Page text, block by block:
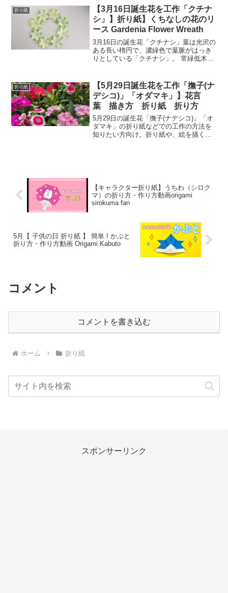
15cm×15cm 1枚 2.5㎝×15㎝1枚8...
折り紙
【3月16日誕生花を工作「クチナ
シ」】折り紙】くちなしの花のリ
ース Gardenia Flower Wreath
3月16日の誕生花「クチナシ」葉は光沢の
ある長い楕円で、濃緑色で葉脈がはっき
りとしている「クチナシ」。 常緑低木で
していて、香りが特徴的で甘い香りを周
囲に漂わせます。...
折り紙
【5月29日誕生花を工作「撫子(ナ
デシコ)」「オダマキ」】花言
葉 描き方 折り紙 折り方
5月29日の誕生花「撫子(ナデシコ)」「オ
ダマキ」の折り紙などでの工作の方法を
知りたい方向け。折り紙や、絵を描くな
【キャラクター折り紙】うちわ（シロク
マ）の折り方・作り方動画origami
sirokuma fan
5月【 子供の日 折り紙 】 簡単 ! かぶと
折り方・作り方動画 Origami Kabuto
コメント
コメントを書き込む
ホーム 折り紙
スポンサーリンク